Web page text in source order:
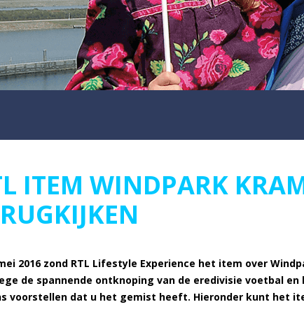
ITEM WINDPARK
2016 zond RTL Lifestyle Experience het item over
de spannende ontknoping van de eredivisie voetbal
voorstellen dat u het gemist heeft. Hieronder kunt het